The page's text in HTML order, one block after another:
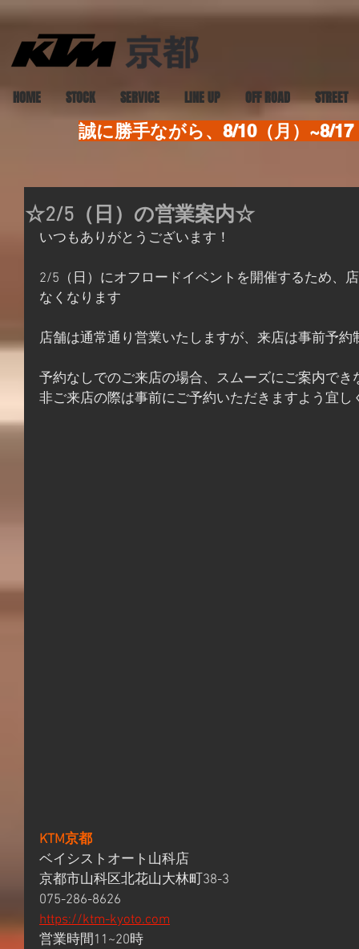
HOME STOCK SERVICE LINE UP OFF ROAD STREET
誠に勝手ながら、8/10（月）~8/
☆2/5（日）の営業案内☆
いつもありがとうございます！
2/5（日）にオフロードイベントを開催するため、
なくなります
店舗は通常通り営業いたしますが、来店は事前予
予約なしでのご来店の場合、スムーズにご案内で
非ご来店の際は事前にご予約いただきますよう宜し
KTM京都
ベイシストオート山科店
京都市山科区北花山大林町38-3
075-286-8626
https://ktm-kyoto.com
営業時間11~20時